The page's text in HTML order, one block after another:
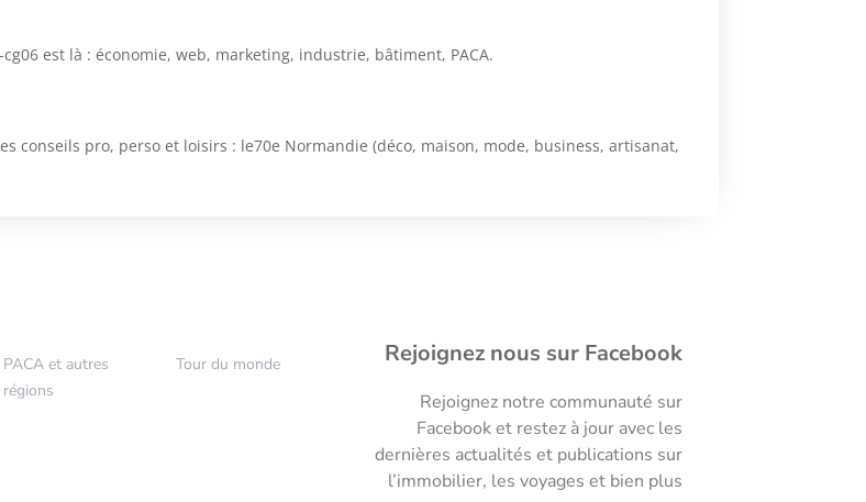
est là : économie, web, marketing, industrie, bâtiment, PACA.
conseils pro, perso et loisirs : le70e Normandie (déco, maison, mode, business, artisanat,
PACA et autres
régions
Tour du monde Rejoignez nous sur Facebook
Rejoignez notre communauté sur
Facebook et restez à jour avec les
dernières actualités et publications sur
l’immobilier, les voyages et bien plus